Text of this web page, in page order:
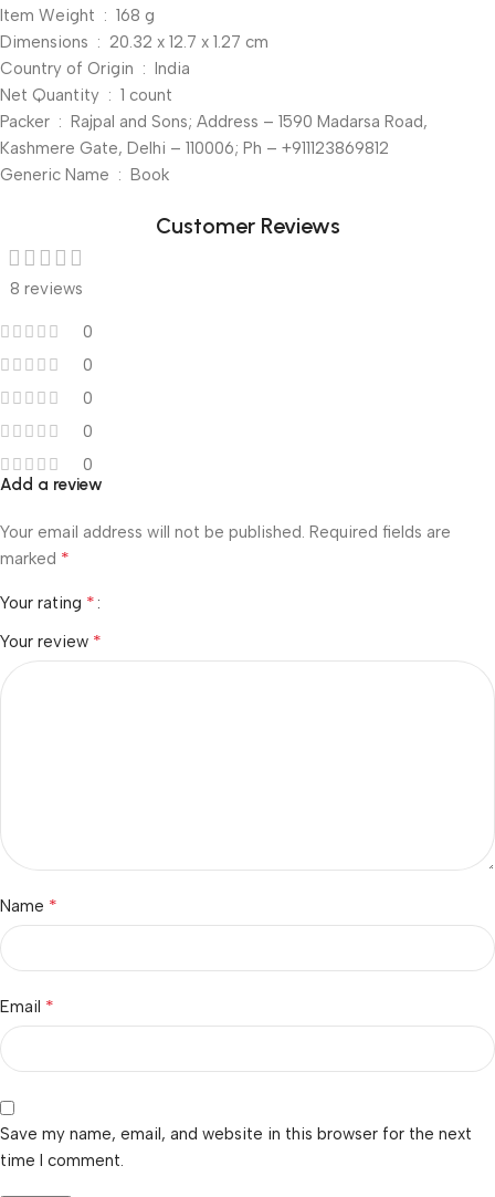
Item Weight ‏ : ‎ 168 g
Dimensions ‏ : ‎ 20.32 x 12.7 x 1.27 cm
Country of Origin ‏ : ‎ India
Net Quantity ‏ : ‎ 1 count
Packer ‏ : ‎ Rajpal and Sons; Address – 1590 Madarsa Road,
Kashmere Gate, Delhi – 110006; Ph – +911123869812
Generic Name ‏ : ‎ Book
Customer Reviews
8 reviews
0
0
0
0
0
Add a review
Your email address will not be published. Required fields are
marked *
Your rating *
Your review *
Name *
Email *
Save my name, email, and website in this browser for the next
time I comment.